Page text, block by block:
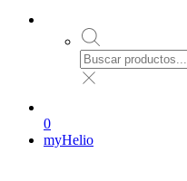
0
myHelio